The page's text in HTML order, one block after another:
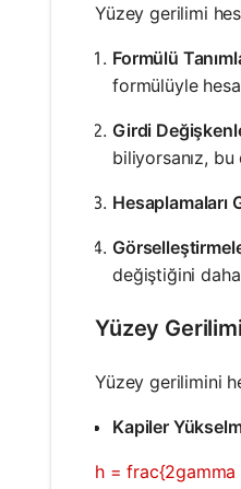
Yüzey gerilimi
Formülü
formülüyle
Girdi
biliyorsanız,
Hesaplamaları
değiştiğini
Yüzey
Yüzey gerilimini
Kapiler
h =